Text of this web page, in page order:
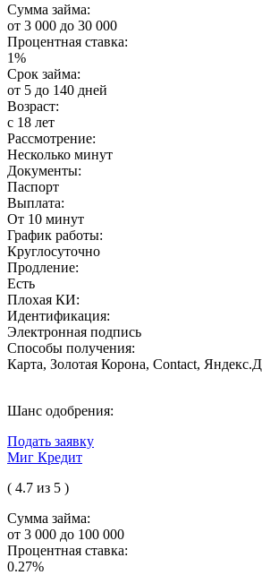
Сумма займа:
от 3 000 до 30 000
Процентная ставка:
1%
Срок займа:
от 5 до 140 дней
Возраст:
с 18 лет
Рассмотрение:
Несколько минут
Документы:
Паспорт
Выплата:
От 10 минут
График работы:
Круглосуточно
Продление:
Есть
Плохая КИ:
Идентификация:
Электронная подпись
Способы получения:
Карта, Золотая Корона, Contact,
Шанс одобрения:
Подать заявку
Миг Кредит
( 4.7 из 5 )
Сумма займа:
от 3 000 до 100 000
Процентная ставка:
0.27%